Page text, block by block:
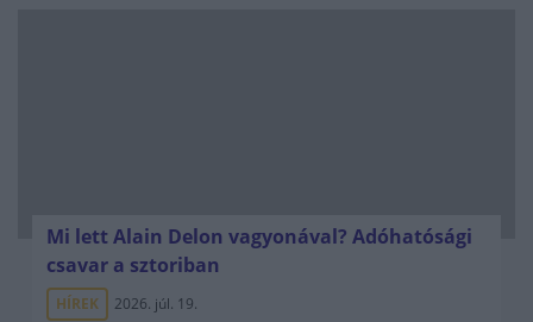
Mi lett Alain Delon vagyonával? Adóhatósági
csavar a sztoriban
HÍREK 2026. júl. 19.